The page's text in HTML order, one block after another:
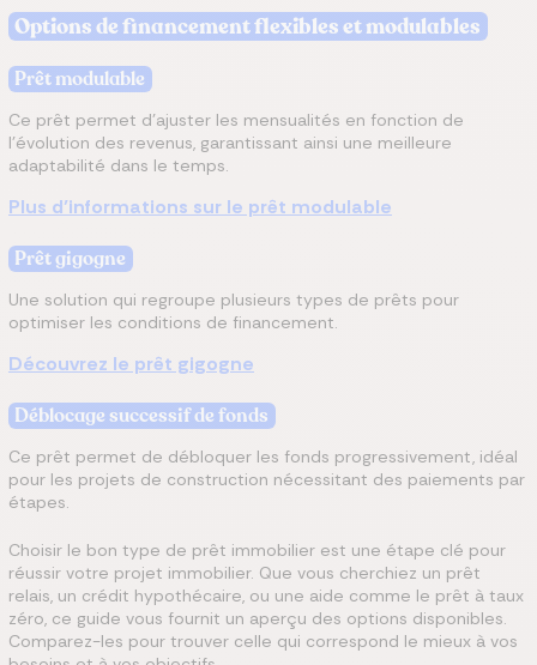
Options de financement flexibles et modulables
Prêt modulable
Ce prêt permet d’ajuster les mensualités en fonction de
l’évolution des revenus, garantissant ainsi une meilleure
adaptabilité dans le temps.
Plus d’informations sur le prêt modulable
Prêt gigogne
Une solution qui regroupe plusieurs types de prêts pour
optimiser les conditions de financement.
Découvrez le prêt gigogne
Déblocage successif de fonds
Ce prêt permet de débloquer les fonds progressivement, idéal
pour les projets de construction nécessitant des paiements par
étapes.
Choisir le bon type de prêt immobilier est une étape clé pour
réussir votre projet immobilier. Que vous cherchiez un prêt
relais, un crédit hypothécaire, ou une aide comme le prêt à taux
zéro, ce guide vous fournit un aperçu des options disponibles.
Comparez-les pour trouver celle qui correspond le mieux à vos